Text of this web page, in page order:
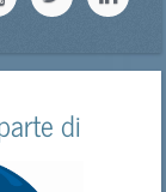
di